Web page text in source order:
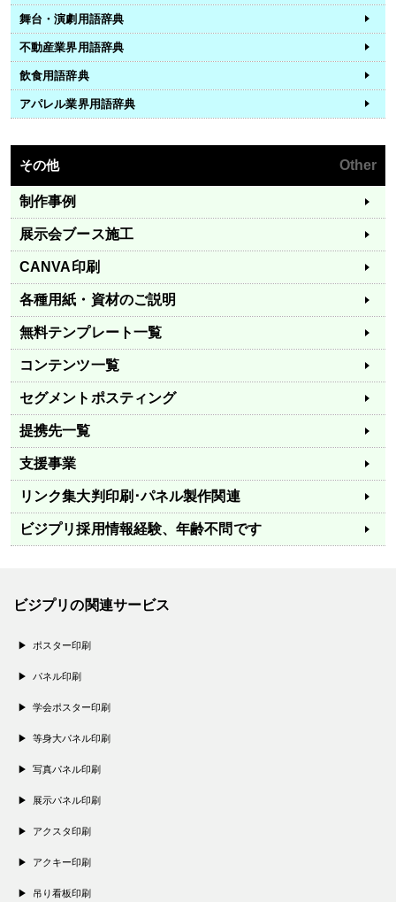
舞台・演劇用語辞典
不動産業界用語辞典
飲食用語辞典
アパレル業界用語辞典
その他 Other
制作事例
展示会ブース施工
CANVA印刷
各種用紙・資材のご説明
無料テンプレート一覧
コンテンツ一覧
セグメントポスティング
提携先一覧
支援事業
リンク集大判印刷･パネル製作関連
ビジプリ採用情報経験、年齢不問です
ビジプリの関連サービス
ポスター印刷
パネル印刷
学会ポスター印刷
等身大パネル印刷
写真パネル印刷
展示パネル印刷
アクスタ印刷
アクキー印刷
吊り看板印刷